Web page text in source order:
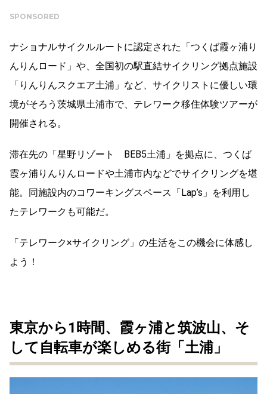
SPONSORED
ナショナルサイクルルートに認定された「つくば霞ヶ浦り
んりんロード」や、全国初の駅直結サイクリング拠点施設
「りんりんスクエア土浦」など、サイクリストに優しい環
境がそろう茨城県土浦市で、テレワーク移住体験ツアーが
開催される。
滞在先の「星野リゾート BEB5土浦」を拠点に、つくば
霞ヶ浦りんりんロードや土浦市内などでサイクリングを堪
能。同施設内のコワーキングスペース「Lap’s」を利用し
たテレワークも可能だ。
「テレワーク×サイクリング」の生活をこの機会に体感し
よう！
東京から1時間、霞ヶ浦と筑波山、そ
して自転車が楽しめる街「土浦」